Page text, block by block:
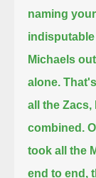
naming
Michaels
alone.
all the Zacs,
combined.
took all the
end to end,